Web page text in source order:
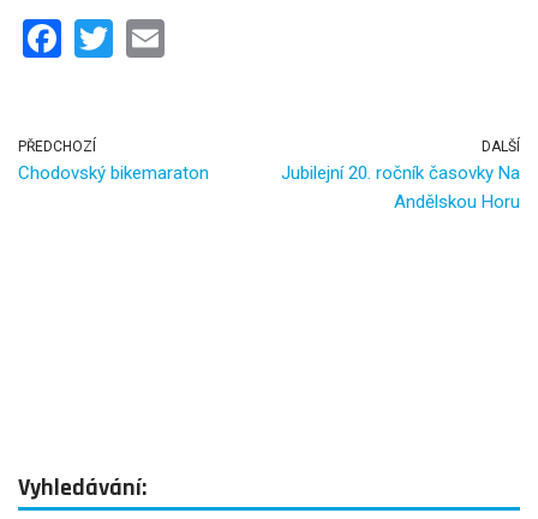
F
b
o
T
er
E
PŘEDCHOZÍ
Chodovský bikemaraton
DALŠÍ
Jubilejní 20. ročník časovky Na
Andělskou Horu
Vyhledávání: